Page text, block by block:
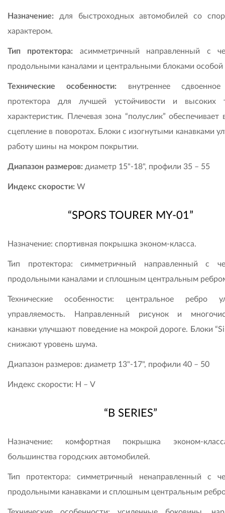
Назначение: для быстроходных автомобилей со
характером.
Тип протектора: асимметричный направленный с
продольными каналами и центральными блоками
Технические особенности: внутреннее
протектора для лучшей устойчивости и высоких
характеристик. Плечевая зона “полуслик” обеспечивает
сцепление в поворотах. Блоки с изогнутыми канавками
работу шины на мокром покрытии.
Диапазон размеров: диаметр 15"-18", профили 35 – 55
Индекс скорости: W
“SPORS TOURER MY-01”
Назначение: спортивная покрышка эконом-класса.
Тип протектора: симметричный направленный с
продольными каналами и сплошным центральным
Технические особенности: центральное ребро
управляемость. Направленный рисунок и
канавки улучшают поведение на мокрой дороге. Блоки
снижают уровень шума.
Диапазон размеров: диаметр 13"-17", профили 40 – 50
Индекс скорости: Н – V
“B SERIES”
Назначение: комфортная покрышка эконом-
большинства городских автомобилей.
Тип протектора: симметричный ненаправленный с
продольными канавками и сплошным центральным